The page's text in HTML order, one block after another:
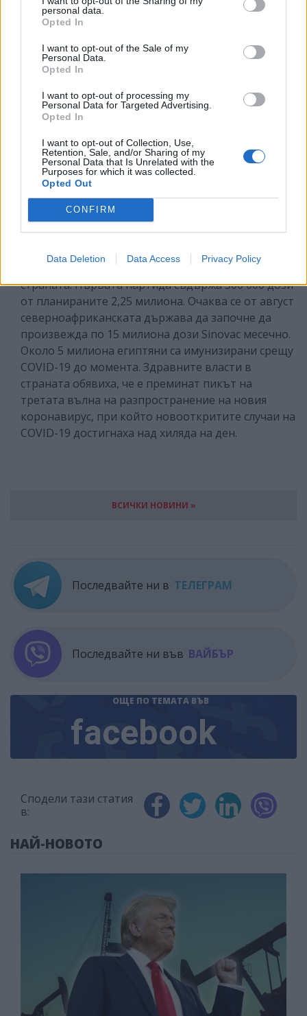
personal data.
Opted In
I want to opt-out of the Sale of my
Personal Data.
Opted In
I want to opt-out of processing my
Personal Data for Targeted Advertising.
Opted In
I want to opt-out of Collection, Use,
Retention, Sale, and/or Sharing of my
Personal Data that Is Unrelated with the
Purposes for which it was collected.
Opted Out
CONFIRM
Data Deletion Data Access Privacy Policy
може да очакваме да получим помощ, а да не дадем
дори минимален принос към здравната сигурност
създадена законова рамка, която да отговаря на
новите реалности. Премиерът заяви, че Хърватия
заради това, че отделни лица и част от
гражданите не желаят да се ваксинират.
Египетзавърши производството на първата
партида от китайската ваксина срещу COVID-19
Sinovac, съобщи местно списание, позовавайки се
на Министерството на здравеопазването.
Продуктът на фармацевтичната компания
„Ваксера“ (VACSERA) ще бъде анализиран, за да се
потвърди безопасността му, преди да бъде
доставен в 400-те ваксинационни центрове в
страната. Първата партида съдържа 300 000 дози
от планираните 2,25 милиона. Очаква се от август
северноафриканската държава да започне да
произвежда по 15 милиона дози Sinovac месечно.
Около 5 милиона египтяни са имунизирани срещу
COVID-19 до момента. Здравните власти в
страната обявиха, че е преминат пикът на
третата вълна на разпространение на новия
коронавирус, при който новооткритите случаи на
COVID-19 достигнаха над хиляда на ден.
ВСИЧКИ НОВИНИ »
Последвайте ни в ТЕЛЕГРАМ
Последвайте ни във ВАЙБЪР
ОЩЕ ПО ТЕМАТА ВЪВ
facebook
Сподели тази статия
в:
НАЙ-НОВОТО